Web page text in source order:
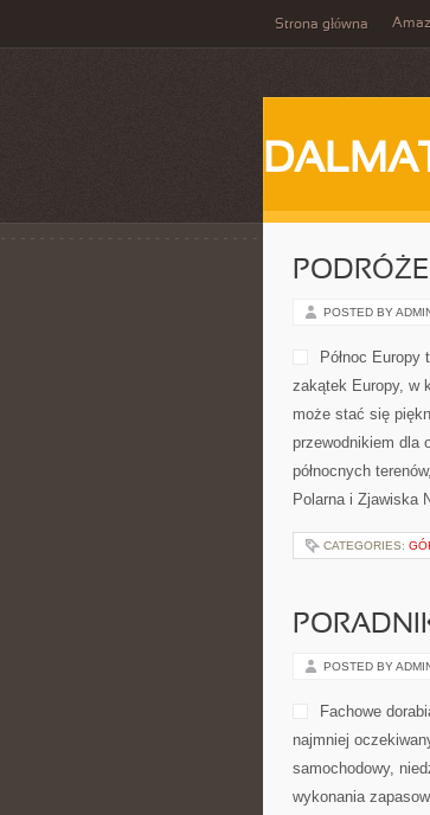
Strona główna
POSTED BY
Północ
zakątek Europy, w
może stać się
przewodnikiem dla
północnych
Polarna i Zjawiska
CATEGORIES:
POSTED BY
Fachowe
najmniej
samochodowy,
wykonania